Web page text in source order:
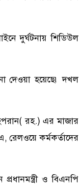
দুর্ঘটনায় শিডিউল
দেওয়া হয়েছে৷ দখল
রহ.) এর মাজার
রেলওয়ে কর্মকর্তাদের
ও বিএনপি